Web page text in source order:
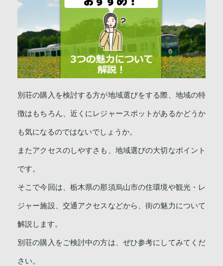
別荘の購入を検討する方が地域選びをする際、地域の特
徴はもちろん、近くにレジャースポットがあるかどうか
も気になるのではないでしょうか。
またアクセスのしやすさも、地域選びの大切なポイント
です。
そこで今回は、栃木県の那須烏山市の住環境や観光・レ
ジャー施設、交通アクセスなどから、街の魅力について
解説します。
別荘の購入をご検討中の方は、ぜひ参考にしてみてくだ
さい。